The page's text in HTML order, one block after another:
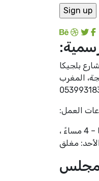
شارع بلجيكا
المغرب
العمل:
مغلق